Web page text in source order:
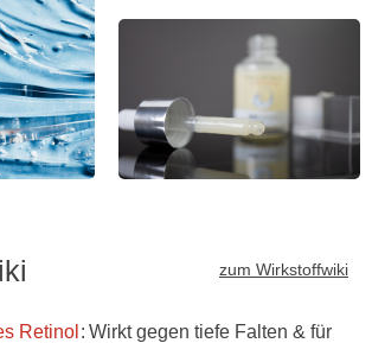
Retinol
Wirkt gegen tiefe Falten & für